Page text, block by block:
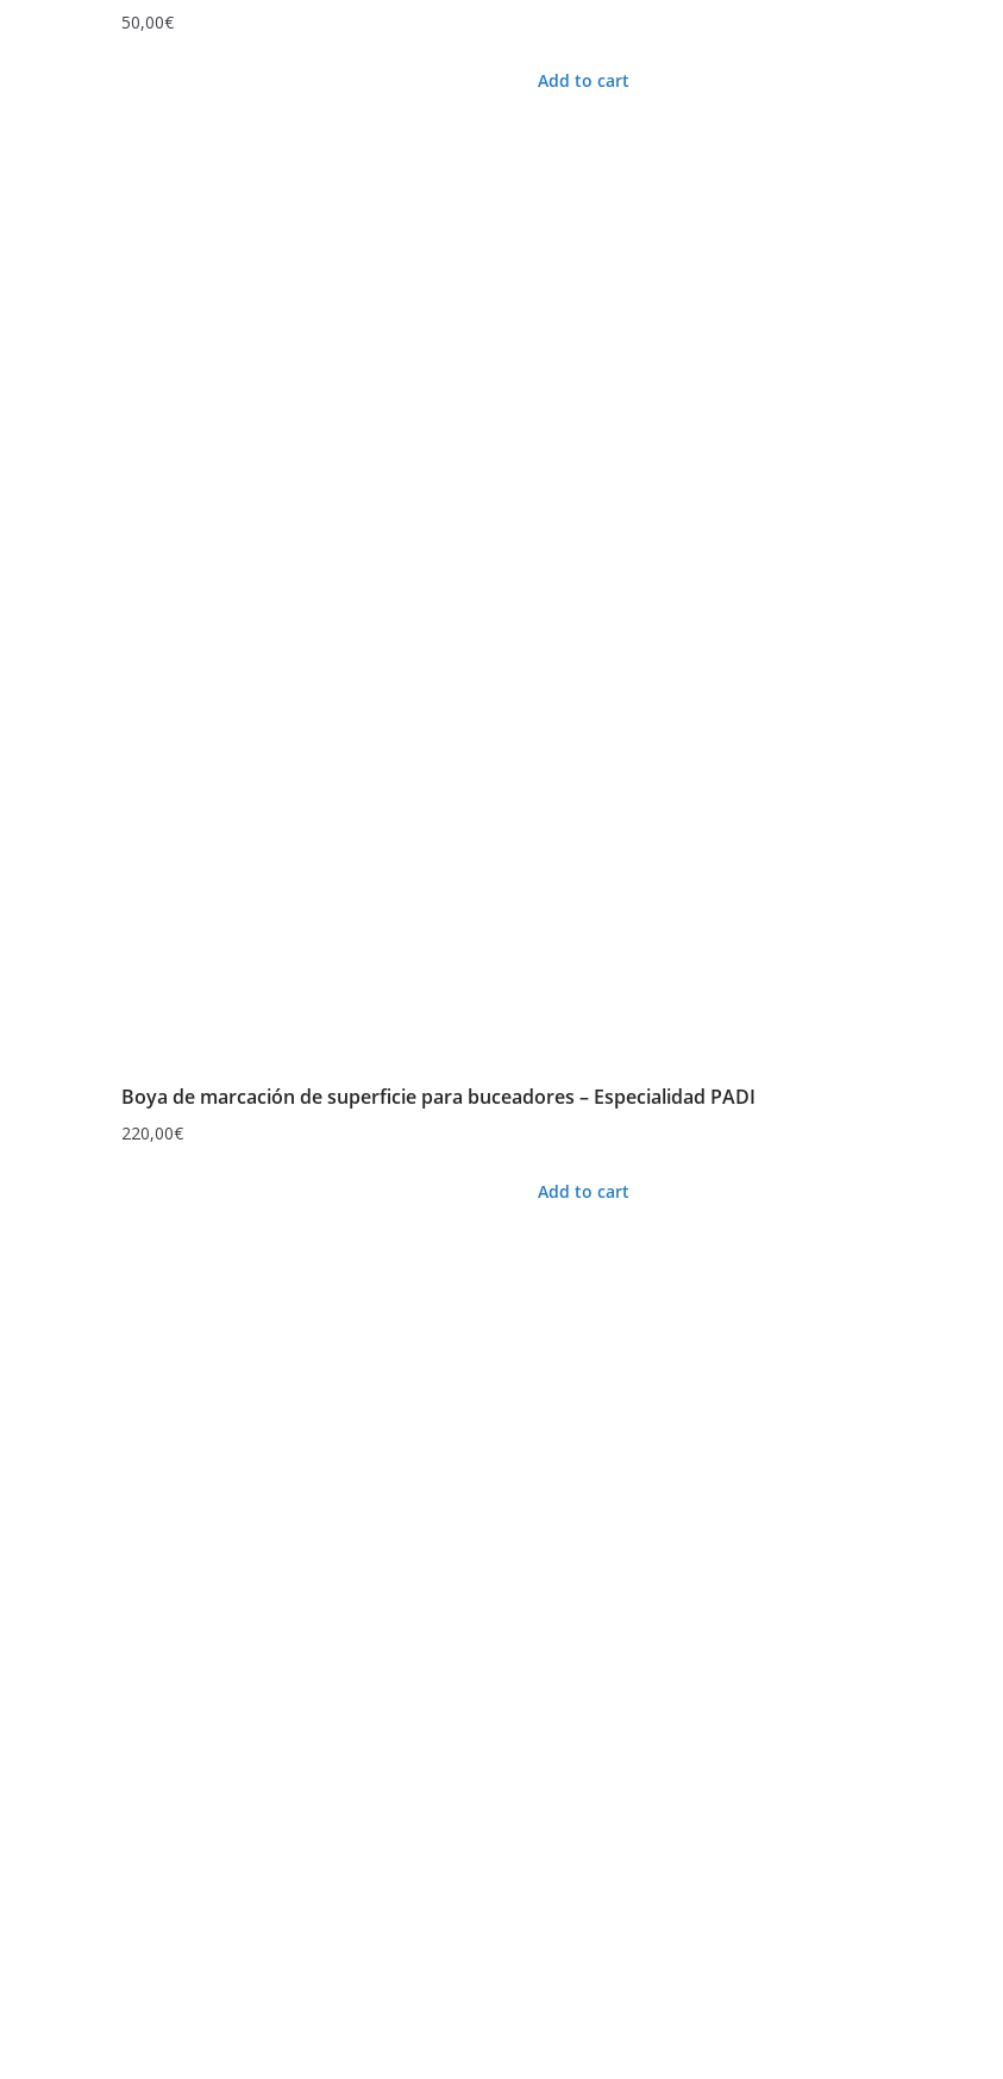
50,00€
Add to cart
Boya de marcación de superficie para buceadores – Especialidad PADI
220,00€
Add to cart